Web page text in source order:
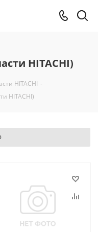
HITACHI)
HITACHI -
HITACHI)